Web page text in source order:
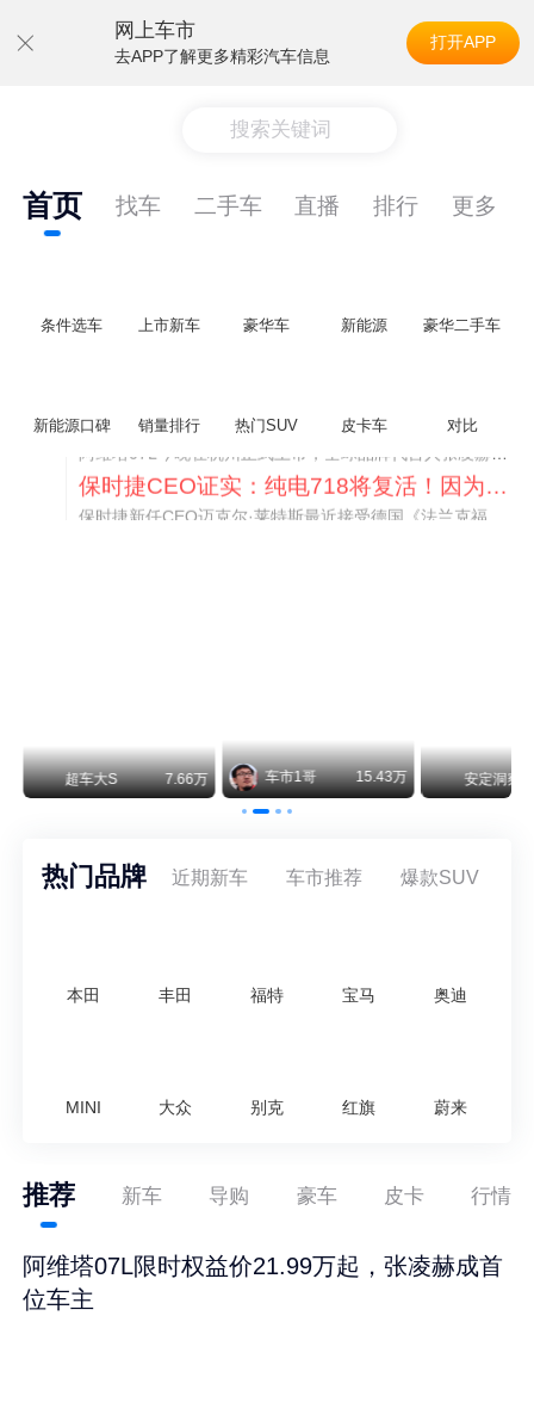
网上车市
去APP了解更多精彩汽车信息
打开APP
搜索关键词
首页 找车 二手车 直播 排行 更多
条件选车 上市新车 豪华车 新能源 豪华二手车
新能源口碑 销量排行 热门SUV 皮卡车 对比
阿维塔07L限时权益价21.99万起，张凌赫成首位车主
车市1哥 15.43万 安定洞察 8.07万 智电出行
热门品牌 近期新车 车市推荐 爆款SUV
本田 丰田 福特 宝马 奥迪
MINI 大众 别克 红旗 蔚来
推荐 新车 导购 豪车 皮卡 行情
阿维塔07L限时权益价21.99万起，张凌赫成首
位车主